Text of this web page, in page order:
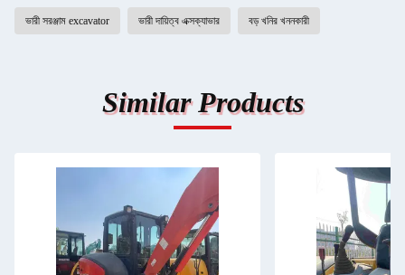
ভারী সরঞ্জাম excavator ভারী দায়িত্ব এক্সক্যাভার বড় খনির খননকারী
Similar Products